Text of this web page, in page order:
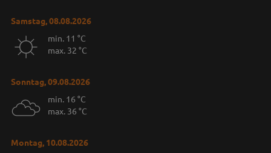
Samstag, 08.08.2026
min. 11 °C
max. 32 °C
Sonntag, 09.08.2026
min. 16 °C
max. 36 °C
Montag, 10.08.2026